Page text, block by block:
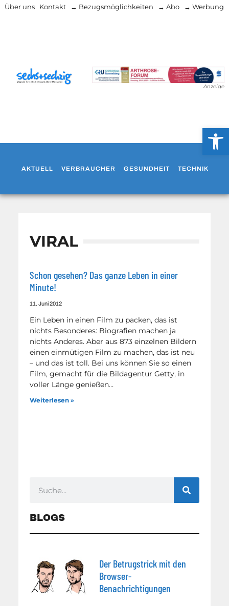
Über uns Kontakt → Bezugsmöglichkeiten → Abo → Werbung
Anzeige
AKTUELL VERBRAUCHER GESUNDHEIT TECHNIK
VIRAL
Schon gesehen? Das ganze Leben in einer
Minute!
11. Juni 2012
Ein Leben in einen Film zu packen, das ist
nichts Besonderes: Biografien machen ja
nichts Anderes. Aber aus 873 einzelnen Bildern
einen einmütigen Film zu machen, das ist neu
– und das ist toll. Bei uns können Sie so einen
Film, gemacht für die Bildagentur Getty, in
voller Länge genießen…
Weiterlesen »
BLOGS
Der Betrugstrick mit den
Browser-
Benachrichtigungen